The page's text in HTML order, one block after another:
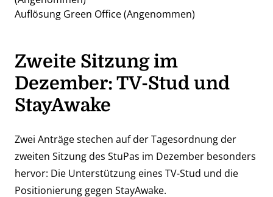
Auflösung Green Office (Angenommen)
Zweite Sitzung im
Dezember: TV-Stud und
StayAwake
Zwei Anträge stechen auf der Tagesordnung der
zweiten Sitzung des StuPas im Dezember besonders
hervor: Die Unterstützung eines TV-Stud und die
Positionierung gegen StayAwake.